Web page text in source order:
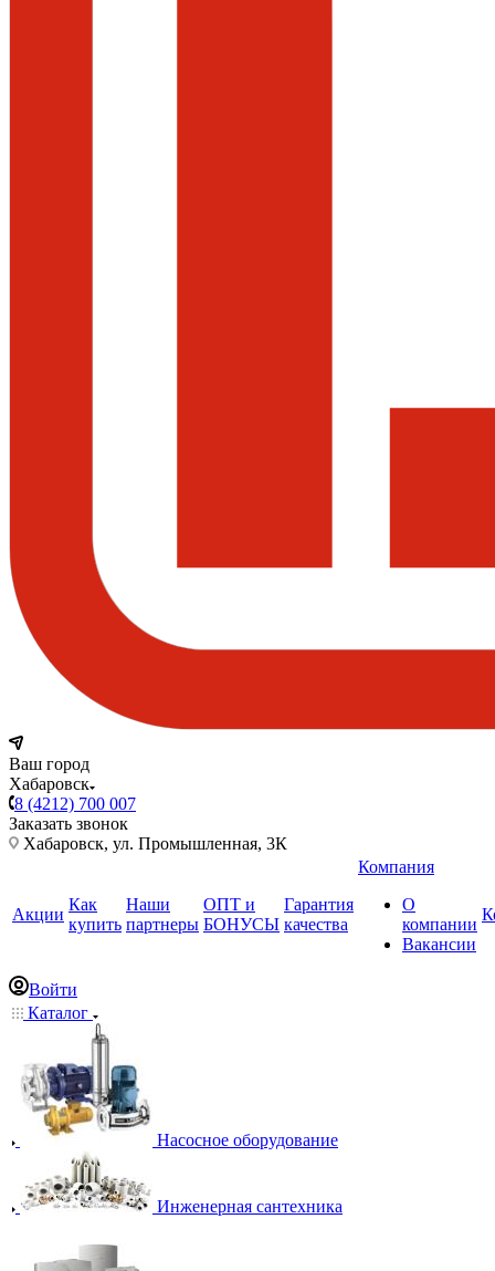
Ваш город
Хабаровск
8 (4212) 700 007
Заказать звонок
Хабаровск, ул. Промышленная, 3К
Акции
Как
купить
Наши
партнеры
ОПТ и
БОНУСЫ
Гарантия
качества
Компания
О
компании
Вакансии
Войти
Каталог
Насосное оборудование
Инженерная сантехника